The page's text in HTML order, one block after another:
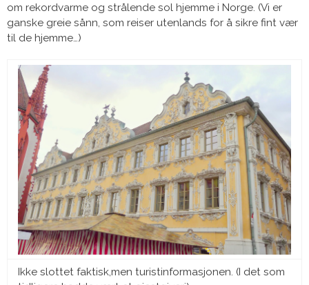
om rekordvarme og strålende sol hjemme i Norge. (Vi er
ganske greie sånn, som reiser utenlands for å sikre fint vær
til de hjemme…)
Ikke slottet faktisk,men turistinformasjonen. (I det som